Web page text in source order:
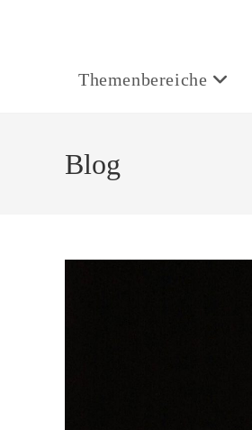
Themenbereiche
Blog